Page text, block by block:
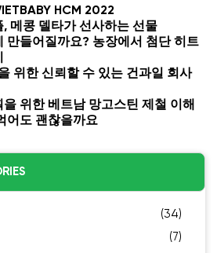
HCM 2022
메콩 델타가 선사하는 선물
만들어질까요? 농장에서 첨단 히트
위한 신뢰할 수 있는 건과일 회사
위한 베트남 망고스틴 제철 이해
어도 괜찮을까요
(34)
(7)